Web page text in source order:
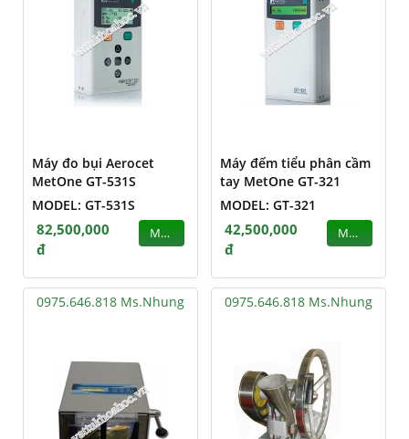
Máy đo bụi Aerocet
MetOne GT-531S
MODEL: GT-531S
82,500,000
đ
MUA
Máy đếm tiểu phân cầm
tay MetOne GT-321
MODEL: GT-321
42,500,000
đ
MUA
0975.646.818 Ms.Nhung 0975.646.818 Ms.Nhung